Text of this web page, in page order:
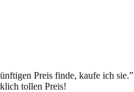
Preis finde, kaufe ich sie.”
tollen Preis!